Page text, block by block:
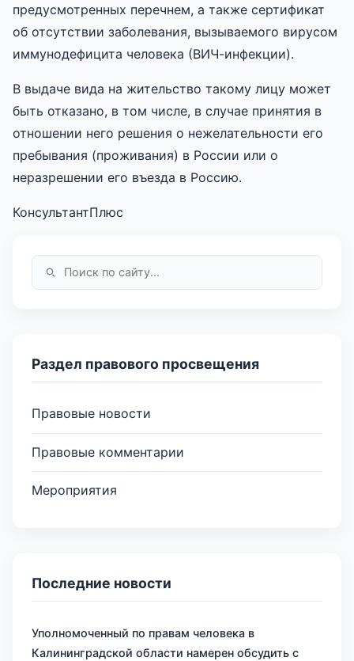
предусмотренных перечнем, а также сертификат
об отсутствии заболевания, вызываемого вирусом
иммунодефицита человека (ВИЧ-инфекции).
В выдаче вида на жительство такому лицу может
быть отказано, в том числе, в случае принятия в
отношении него решения о нежелательности его
пребывания (проживания) в России или о
неразрешении его въезда в Россию.
КонсультантПлюс
Раздел правового просвещения
Правовые новости
Правовые комментарии
Мероприятия
Последние новости
Уполномоченный по правам человека в
Калининградской области намерен обсудить с